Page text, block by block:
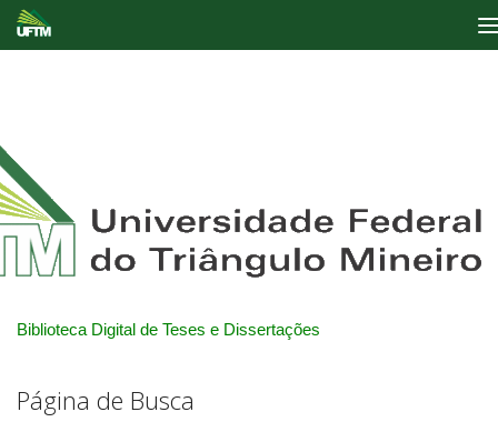
Biblioteca Digital de Teses e Dissertações
Página de Busca